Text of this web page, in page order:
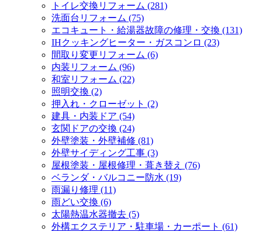
トイレ交換リフォーム (281)
洗面台リフォーム (75)
エコキュート・給湯器故障の修理・交換 (131)
IHクッキングヒーター・ガスコンロ (23)
間取り変更リフォーム (6)
内装リフォーム (96)
和室リフォーム (22)
照明交換 (2)
押入れ・クローゼット (2)
建具・内装ドア (54)
玄関ドアの交換 (24)
外壁塗装・外壁補修 (81)
外壁サイディング工事 (3)
屋根塗装・屋根修理・葺き替え (76)
ベランダ・バルコニー防水 (19)
雨漏り修理 (11)
雨どい交換 (6)
太陽熱温水器撤去 (5)
外構エクステリア・駐車場・カーポート (61)